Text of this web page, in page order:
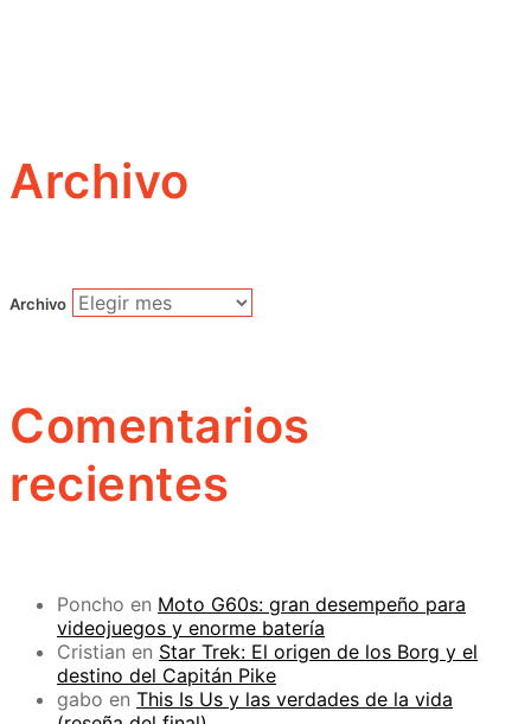
Archivo
Archivo
Comentarios
recientes
Poncho en Moto G60s: gran desempeño para
videojuegos y enorme batería
Cristian en Star Trek: El origen de los Borg y el
destino del Capitán Pike
gabo en This Is Us y las verdades de la vida